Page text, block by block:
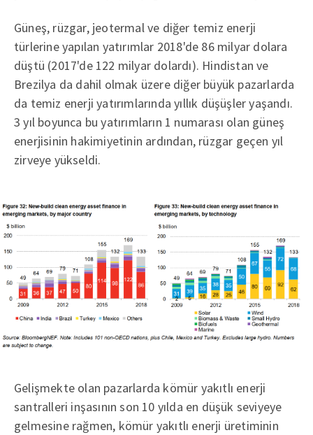
Güneş, rüzgar, jeotermal ve diğer temiz enerji
türlerine yapılan yatırımlar 2018'de 86 milyar dolara
düştü (2017'de 122 milyar dolardı). Hindistan ve
Brezilya da dahil olmak üzere diğer büyük pazarlarda
da temiz enerji yatırımlarında yıllık düşüşler yaşandı.
3 yıl boyunca bu yatırımların 1 numarası olan güneş
enerjisinin hakimiyetinin ardından, rüzgar geçen yıl
zirveye yükseldi.
Gelişmekte olan pazarlarda kömür yakıtlı enerji
santralleri inşasının son 10 yılda en düşük seviyeye
gelmesine rağmen, kömür yakıtlı enerji üretiminin